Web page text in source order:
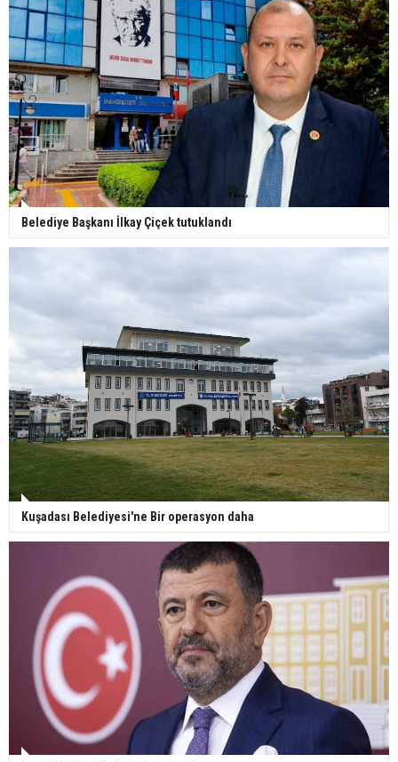
Belediye Başkanı İlkay Çiçek tutuklandı
Kuşadası Belediyesi'ne Bir operasyon daha